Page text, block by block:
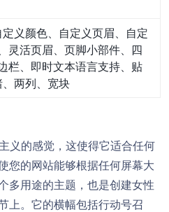
义颜色、自定义页眉、自定
灵活页眉、页脚小部件、四
栏、即时文本语言支持、贴
两列、宽块
义的感觉，这使得它适合任何
您的网站能够根据任何屏幕大
多用途的主题，也是创建女性
上。它的横幅包括行动号召